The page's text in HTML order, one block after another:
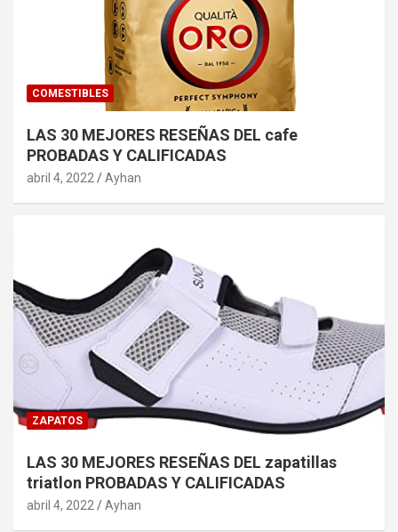
COMESTIBLES
LAS 30 MEJORES RESEÑAS DEL cafe
PROBADAS Y CALIFICADAS
abril 4, 2022 Ayhan
ZAPATOS
LAS 30 MEJORES RESEÑAS DEL zapatillas
triatlon PROBADAS Y CALIFICADAS
abril 4, 2022 Ayhan